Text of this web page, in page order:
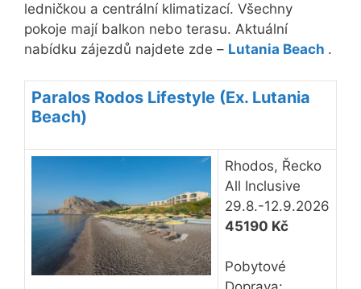
ledničkou a centrální klimatizací. Všechny
pokoje mají balkon nebo terasu. Aktuální
nabídku zájezdů najdete zde – Lutania Beach .
Paralos Rodos Lifestyle (Ex. Lutania
Beach)
Rhodos, Řecko
All Inclusive
29.8.-12.9.2026
45190 Kč
Pobytové